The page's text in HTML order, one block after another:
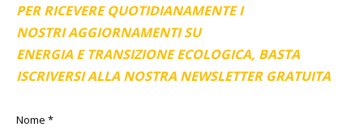
PER RICEVERE QUOTIDIANAMENTE I
NOSTRI AGGIORNAMENTI SU
ENERGIA E TRANSIZIONE ECOLOGICA, BASTA
ISCRIVERSI ALLA NOSTRA NEWSLETTER GRATUITA
Nome *